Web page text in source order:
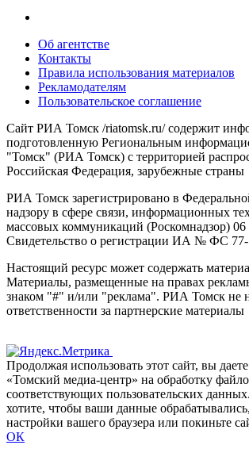
Об агентстве
Контакты
Правила использования материалов
Рекламодателям
Пользовательское соглашение
Сайт РИА Томск /riatomsk.ru/ содержит
подготовленную Региональным
"Томск" (РИА Томск) с территорией
Российская Федерация, зарубежные страны
РИА Томск зарегистрировано в
надзору в сфере связи, информационных
массовых коммуникаций (Роскомнадзор) 06
Свидетельство о регистрации ИА № ФС 77-
Настоящий ресурс может содержать
Материалы, размещенные на правах
знаком "#" и/или "реклама". РИА Томск не
ответственности за партнерские материалы
Продолжая использовать этот сайт, вы
«Томский медиа-центр» на обработку
соответствующих пользовательских
хотите, чтобы ваши данные
настройки вашего браузера или покиньте
ОК